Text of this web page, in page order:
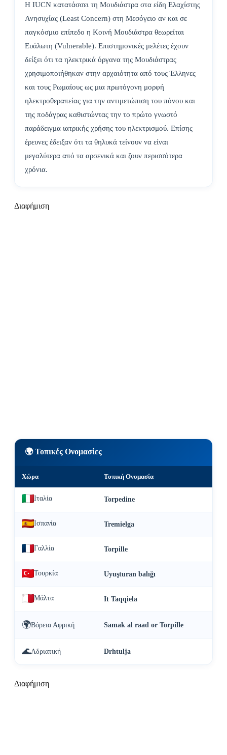
Η IUCN κατατάσσει τη Μουδιάστρα στα είδη Ελαχίστης
Ανησυχίας (Least Concern) στη Μεσόγειο αν και σε
παγκόσμιο επίπεδο η Κοινή Μουδιάστρα θεωρείται
Ευάλωτη (Vulnerable). Επιστημονικές μελέτες έχουν
δείξει ότι τα ηλεκτρικά όργανα της Μουδιάστρας
χρησιμοποιήθηκαν στην αρχαιότητα από τους Έλληνες
και τους Ρωμαίους ως μια πρωτόγονη μορφή
ηλεκτροθεραπείας για την αντιμετώπιση του πόνου και
της ποδάγρας καθιστώντας την το πρώτο γνωστό
παράδειγμα ιατρικής χρήσης του ηλεκτρισμού. Επίσης
έρευνες έδειξαν ότι τα θηλυκά τείνουν να είναι
μεγαλύτερα από τα αρσενικά και ζουν περισσότερα
χρόνια.
Διαφήμιση
🌍 Τοπικές Ονομασίες
Χώρα Τοπική Ονομασία
Ιταλία Torpedine
Ισπανία Tremielga
Γαλλία Torpille
Τουρκία Uyuşturan balığı
Μάλτα It Taqqiela
🌍Βόρεια Αφρική Samak al raad or Torpille
🌊Αδριατική Drhtulja
Διαφήμιση